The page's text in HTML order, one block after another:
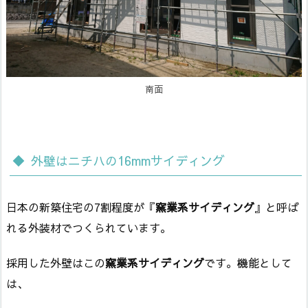
南面
外壁はニチハの16mmサイディング
日本の新築住宅の7割程度が『窯業系サイディング 』と呼ば
れる外装材でつくられています。
採用した外壁はこの窯業系サイディングです。機能として
は、